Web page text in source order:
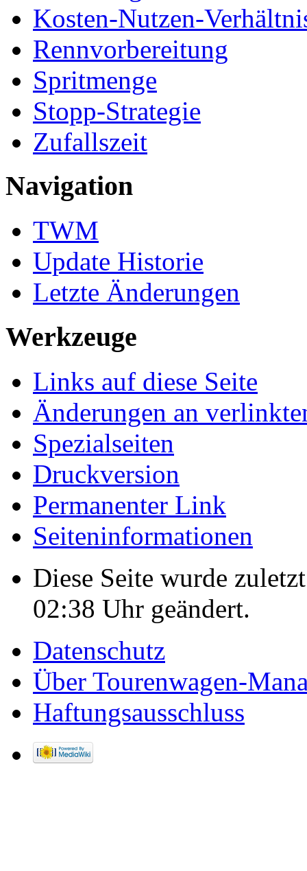
Kosten-Nutzen-
Rennvorbereitung
Spritmenge
Stopp-Strategie
Zufallszeit
Navigation
TWM
Update Historie
Letzte Änderungen
Werkzeuge
Links auf diese Seite
Änderungen an
Spezialseiten
Druckversion
Permanenter Link
Seiten­informationen
Diese Seite wurde
02:38 Uhr geändert.
Datenschutz
Über Tourenwagen-
Haftungsausschluss